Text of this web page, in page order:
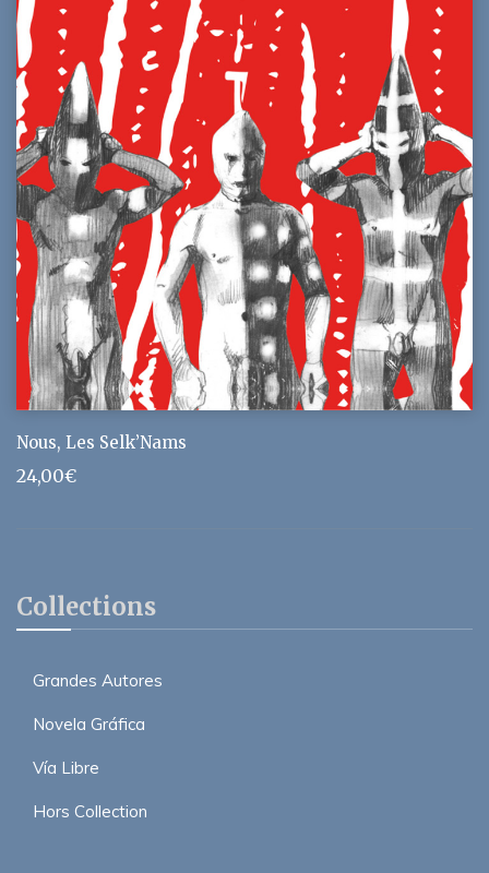
Collections
Grandes Autores
Novela Gráfica
Vía Libre
Hors Collection
Nous, Les Selk’Nams
24,00€